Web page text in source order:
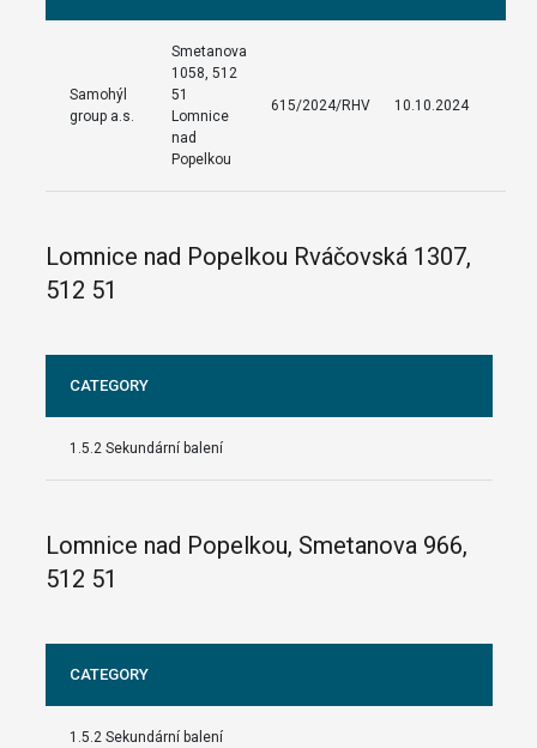
Samohýl
group a.s.
Smetanova
1058, 512
51
Lomnice
nad
Popelkou
615/2024/RHV 10.10.2024
Lomnice nad Popelkou Rváčovská 1307,
512 51
CATEGORY
1.5.2 Sekundární balení
Lomnice nad Popelkou, Smetanova 966,
512 51
CATEGORY
1.5.2 Sekundární balení